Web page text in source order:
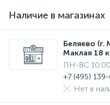
Наличие в магазинах
Беляево
Маклая 18
ПН-ВС
+7 (495)
Нет в